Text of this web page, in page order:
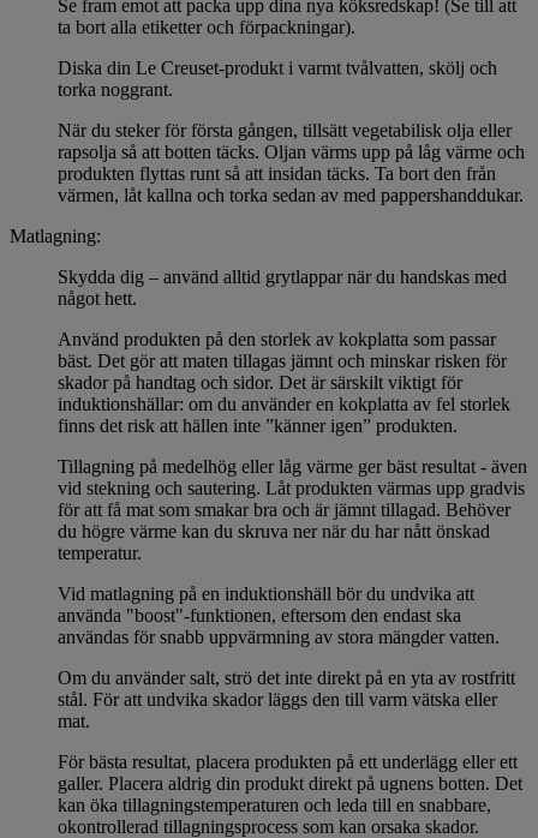
Se fram emot att packa upp dina nya köksredskap! (Se till att
ta bort alla etiketter och förpackningar).
Diska din Le Creuset-produkt i varmt tvålvatten, skölj och
torka noggrant.
När du steker för första gången, tillsätt vegetabilisk olja eller
rapsolja så att botten täcks. Oljan värms upp på låg värme och
produkten flyttas runt så att insidan täcks. Ta bort den från
värmen, låt kallna och torka sedan av med pappershanddukar.
Matlagning:
Skydda dig – använd alltid grytlappar när du handskas med
något hett.
Använd produkten på den storlek av kokplatta som passar
bäst. Det gör att maten tillagas jämnt och minskar risken för
skador på handtag och sidor. Det är särskilt viktigt för
induktionshällar: om du använder en kokplatta av fel storlek
finns det risk att hällen inte ”känner igen” produkten.
Tillagning på medelhög eller låg värme ger bäst resultat - även
vid stekning och sautering. Låt produkten värmas upp gradvis
för att få mat som smakar bra och är jämnt tillagad. Behöver
du högre värme kan du skruva ner när du har nått önskad
temperatur.
Vid matlagning på en induktionshäll bör du undvika att
använda "boost"-funktionen, eftersom den endast ska
användas för snabb uppvärmning av stora mängder vatten.
Om du använder salt, strö det inte direkt på en yta av rostfritt
stål. För att undvika skador läggs den till varm vätska eller
mat.
För bästa resultat, placera produkten på ett underlägg eller ett
galler. Placera aldrig din produkt direkt på ugnens botten. Det
kan öka tillagningstemperaturen och leda till en snabbare,
okontrollerad tillagningsprocess som kan orsaka skador.